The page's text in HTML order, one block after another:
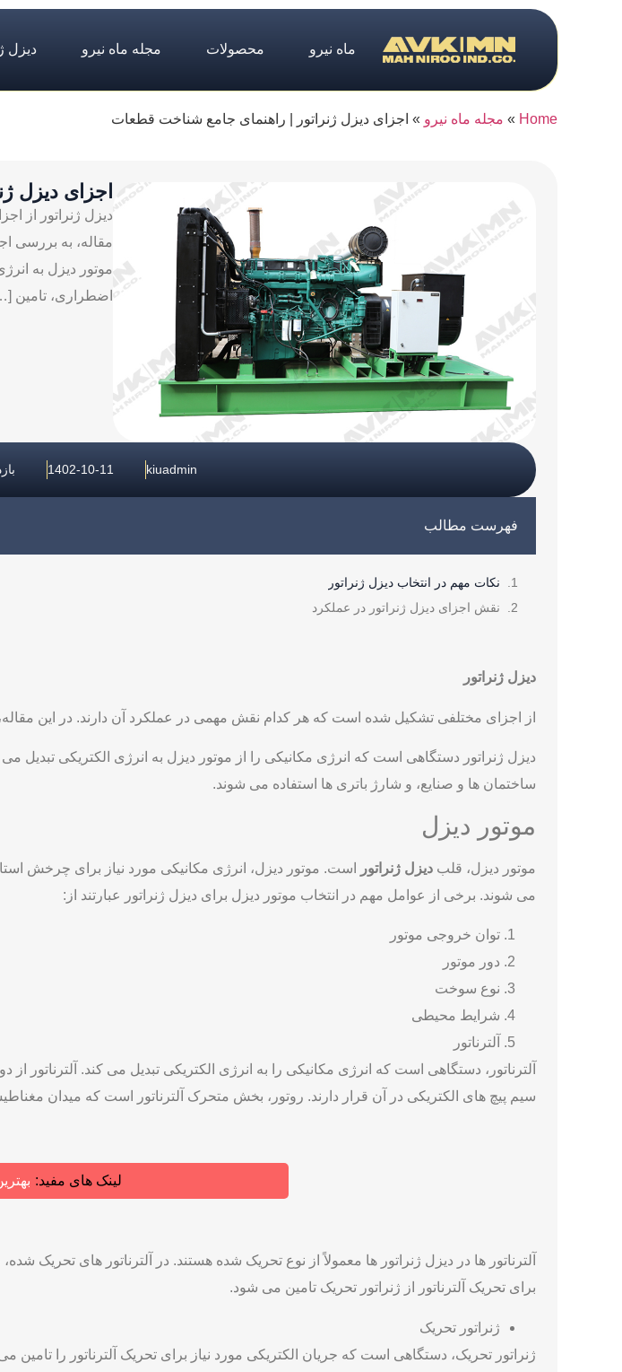
ماه نیرو محصولات مجله ماه نیرو دیزل
Home
» مجله ماه نیرو » اجزای دیزل ژنراتور | راهنمای جامع شناخت قطعات
اجزای دیزل
دیزل ژنراتور از
مقاله، به بررسی
موتور دیزل به
اضطراری، تامین
kiuadmin
1402-10-11
فهرست مطالب
نکات مهم در انتخاب دیزل ژنراتور
نقش اجزای دیزل ژنراتور در عملکرد
دیزل ژنراتور
از اجزای مختلفی تشکیل شده است که هر کدام نقش مهمی در عملکرد آن دارند. در این
دیزل ژنراتور دستگاهی است که انرژی مکانیکی را از موتور دیزل به انرژی الکتریکی تبدیل
ساختمان ها و صنایع، و شارژ باتری ها استفاده می شوند.
موتور دیزل
موتور دیزل، قلب دیزل ژنراتور
است. موتور دیزل، انرژی مکانیکی مورد نیاز برای چرخش
می شوند. برخی از عوامل مهم در انتخاب موتور دیزل برای دیزل ژنراتور عبارتند از:
توان خروجی موتور
دور موتور
نوع سوخت
شرایط محیطی
آلترناتور
آلترناتور، دستگاهی است که انرژی مکانیکی را به انرژی الکتریکی تبدیل می کند.
سیم پیچ های الکتریکی در آن قرار دارند. روتور، بخش متحرک آلترناتور است که میدان
لینک های مفید:
آلترناتور ها در دیزل ژنراتور ها معمولاً از نوع تحریک شده هستند. در آلترناتور های تحریک
برای تحریک آلترناتور از ژنراتور تحریک تامین می شود.
ژنراتور تحریک
ژنراتور تحریک، دستگاهی است که جریان الکتریکی مورد نیاز برای تحریک آلترناتور را